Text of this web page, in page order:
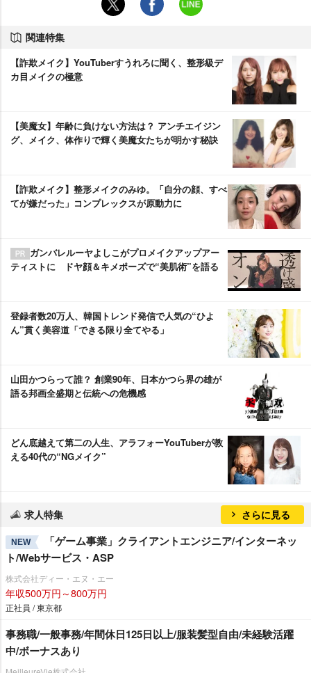
関連特集
【詐欺メイク】YouTuberすうれろに聞く、整形級デ
カ目メイクの極意
【美魔女】年齢に負けない方法は？ アンチエイジン
グ、メイク、体作りで輝く美魔女たちが明かす秘訣
【詐欺メイク】整形メイクのみゆ。「自分の顔、すべ
てが嫌だった」コンプレックスが原動力に
ガンバレルーヤよしこがプロメイクアップアー
ティストに ドヤ顔＆キメポーズで“美肌術”を語る
登録者数20万人、韓国トレンド発信で人気の“ひよ
ん”貫く美容道「できる限り全てやる」
山田かつらって誰？ 創業90年、日本かつら界の雄が
語る邦画全盛期と伝統への危機感
どん底越えて第二の人生、アラフォーYouTuberが教
える40代の“NGメイク”
求人特集 さらに見る
NEW
「ゲーム事業」クライアントエンジニア/インターネッ
ト/Webサービス・ASP
株式会社ディー・エヌ・エー
年収500万円～800万円
正社員 / 東京都
事務職/一般事務/年間休日125日以上/服装髪型自由/未経験活躍
中/ボーナスあり